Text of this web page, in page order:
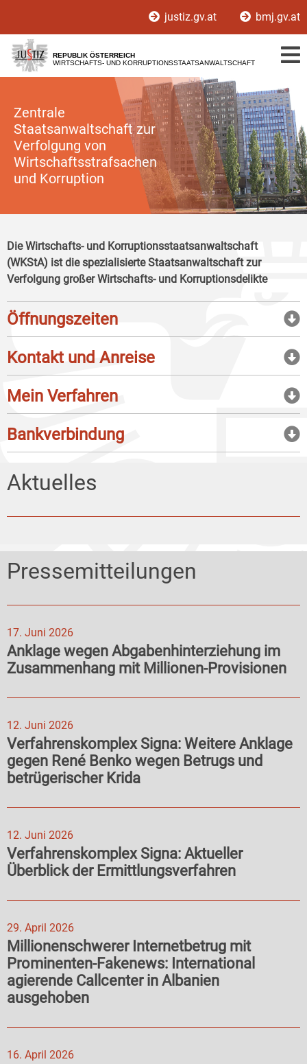
[1]
[2]
justiz.gv.at bmj.gv.at
REPUBLIK ÖSTERREICH
WIRTSCHAFTS- UND KORRUPTIONSSTAATSANWALTSCHAFT
Zentrale
Staatsanwaltschaft zur
Verfolgung von
Wirtschaftsstrafsachen
und Korruption
Die Wirtschafts- und Korruptionsstaatsanwaltschaft
(WKStA) ist die spezialisierte Staatsanwaltschaft zur
Verfolgung großer Wirtschafts- und Korruptionsdelikte
Öffnungszeiten
Kontakt und Anreise
Mein Verfahren
Bankverbindung
Aktuelles
Pressemitteilungen
17. Juni 2026
Anklage wegen Abgabenhinterziehung im
Zusammenhang mit Millionen-Provisionen
12. Juni 2026
Verfahrenskomplex Signa: Weitere Anklage
gegen René Benko wegen Betrugs und
betrügerischer Krida
12. Juni 2026
Verfahrenskomplex Signa: Aktueller
Überblick der Ermittlungsverfahren
29. April 2026
Millionenschwerer Internetbetrug mit
Prominenten-Fakenews: International
agierende Callcenter in Albanien
ausgehoben
16. April 2026